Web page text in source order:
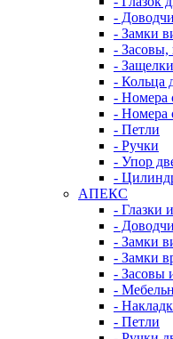
-
- Замки
-
- Защелки
- Кольца
- Номера
- Номера
- Петли
- Ручки
- Упор
-
АПЕКС
- Глазки
-
- Замки
- Замки
- Засовы
-
-
- Петли